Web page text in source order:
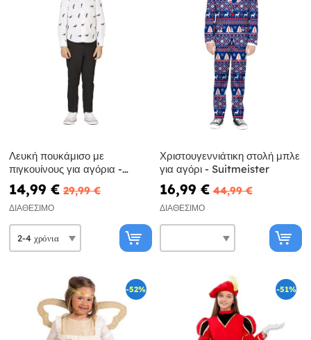
Λευκή πουκάμισο με
πιγκουίνους για αγόρια -
Opposuits
14,99 € 29,99 €
ΔΙΑΘΈΣΙΜΟ
Χριστουγεννιάτικη στολή μπλε
για αγόρι - Suitmeister
16,99 € 44,99 €
ΔΙΑΘΈΣΙΜΟ
-52% -51%